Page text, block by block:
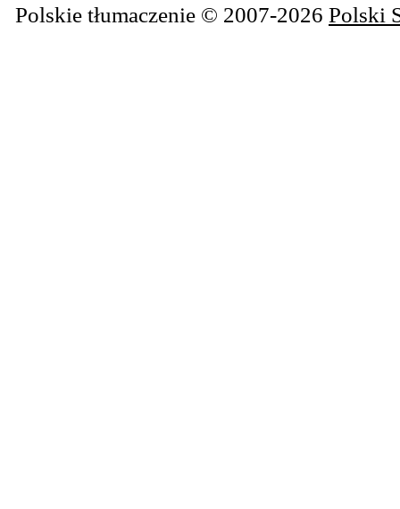
Polskie tłumaczenie © 2007-2026 Polski